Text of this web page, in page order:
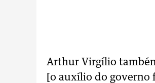
Arthur Virgílio
[o auxílio do governo